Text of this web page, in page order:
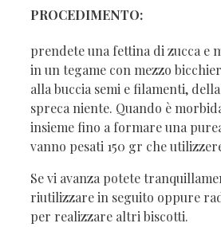
PROCEDIMENTO:
prendete una fettina di zucca e
in un tegame con mezzo
alla buccia semi e filamenti,
spreca niente. Quando è
insieme fino a formare una
vanno pesati 150 gr che
Se vi avanza potete
riutilizzare in seguito oppure
per realizzare altri biscotti.